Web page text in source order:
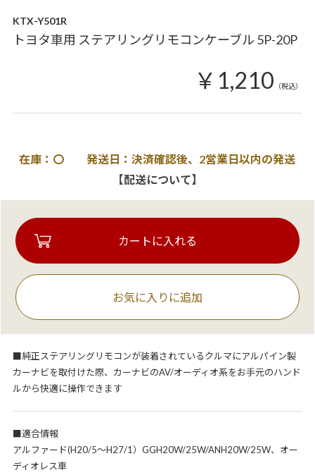
KTX-Y501R
トヨタ車用 ステアリングリモコンケーブル 5P-20P
￥1,210 （税込）
在庫：〇 発送日：決済確認後、2営業日以内の発送
【配送について】
お気に入りに追加
■純正ステアリングリモコンが装着されているクルマにアルパイン製
カーナビを取付けた際、カーナビのAV/オーディオ系をお手元のハンド
ルから快適に操作できます
■適合情報
アルファード(H20/5～H27/1）GGH20W/25W/ANH20W/25W、オー
ディオレス車